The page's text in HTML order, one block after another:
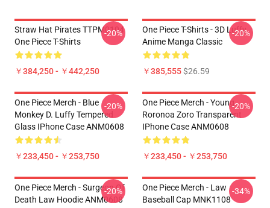
Straw Hat Pirates TTPM0104
One Piece T-Shirts
￥384,250 - ￥442,250
-20%
One Piece T-Shirts - 3D Luffy
Anime Manga Classic
￥385,555$26.59
-20%
One Piece Merch - Blue
Monkey D. Luffy Tempered
Glass IPhone Case ANM0608
￥233,450 - ￥253,750
-20%
One Piece Merch - Young
Roronoa Zoro Transparent
IPhone Case ANM0608
￥233,450 - ￥253,750
-20%
One Piece Merch - Surgeon Of
Death Law Hoodie ANM0608
-20%
One Piece Merch - Law
Baseball Cap MNK1108
-34%